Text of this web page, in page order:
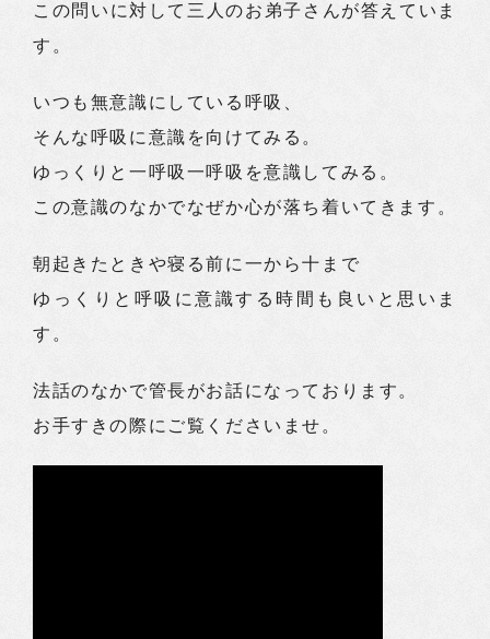
この問いに対して三人のお弟子さんが答えていま
す。
いつも無意識にしている呼吸、
そんな呼吸に意識を向けてみる。
ゆっくりと一呼吸一呼吸を意識してみる。
この意識のなかでなぜか心が落ち着いてきます。
朝起きたときや寝る前に一から十まで
ゆっくりと呼吸に意識する時間も良いと思いま
す。
法話のなかで管長がお話になっております。
お手すきの際にご覧くださいませ。